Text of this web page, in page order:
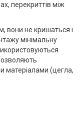
перекриттів між
вони не кришаться і
мінімальну
матеріалами (цегла,